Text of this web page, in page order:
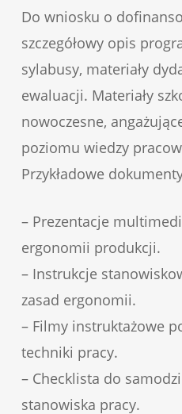
Do wniosku o
szczegółowy opis
sylabusy, materiały
ewaluacji. Materiały
nowoczesne,
poziomu wiedzy
Przykładowe
– Prezentacje
ergonomii produkcji.
– Instrukcje
zasad ergonomii.
– Filmy instruktażowe
techniki pracy.
– Checklista do
stanowiska pracy.